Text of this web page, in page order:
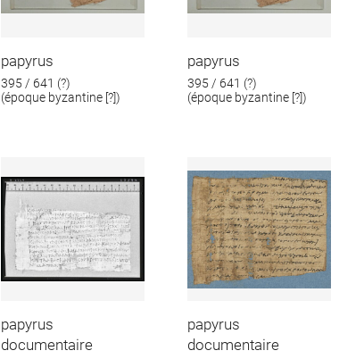
papyrus
395 / 641 (?)
(époque byzantine [?])
papyrus
395 / 641 (?)
(époque byzantine [?])
papyrus
documentaire
papyrus
documentaire